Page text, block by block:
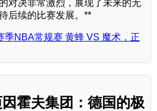
对决非常激烈，展现了未来的无
后续的比赛发展。**
季NBA常规赛 黄蜂 VS 魔术，正
霍夫集团：德国的极